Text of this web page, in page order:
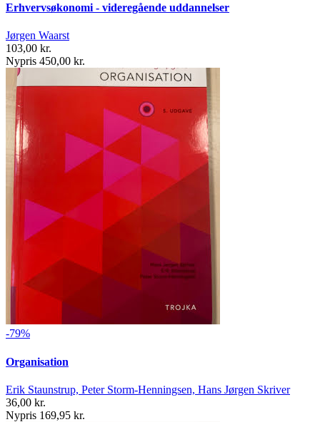
Erhvervsøkonomi - videregående uddannelser
Jørgen Waarst
103,00 kr.
Nypris 450,00 kr.
-79%
Organisation
Erik Staunstrup, Peter Storm-Henningsen, Hans Jørgen Skriver
36,00 kr.
Nypris 169,95 kr.